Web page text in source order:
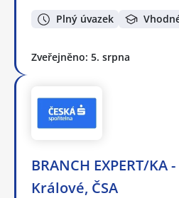
Plný úvazek
Zveřejněno: 5. srpna
BRANCH EXPERT/KA
Králové, ČSA